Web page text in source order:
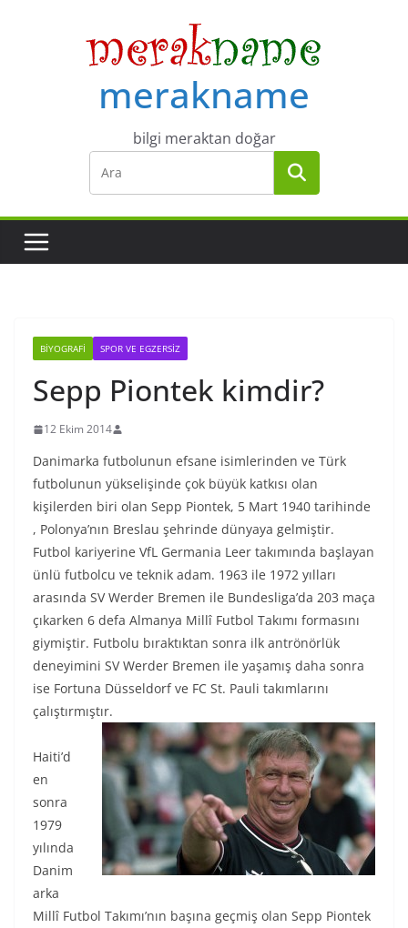
merakname
bilgi meraktan doğar
BIYOGRAFI SPOR VE EGZERSIZ
Sepp Piontek kimdir?
12 Ekim 2014
Danimarka futbolunun efsane isimlerinden ve Türk
futbolunun yükselişinde çok büyük katkısı olan
kişilerden biri olan Sepp Piontek, 5 Mart 1940 tarihinde
, Polonya’nın Breslau şehrinde dünyaya gelmiştir.
Futbol kariyerine VfL Germania Leer takımında başlayan
ünlü futbolcu ve teknik adam. 1963 ile 1972 yılları
arasında SV Werder Bremen ile Bundesliga’da 203 maça
çıkarken 6 defa Almanya Millî Futbol Takımı formasını
giymiştir. Futbolu bıraktıktan sonra ilk antrönörlük
deneyimini SV Werder Bremen ile yaşamış daha sonra
ise Fortuna Düsseldorf ve FC St. Pauli takımlarını
çalıştırmıştır.
Haiti’d
en
sonra
1979
yılında
Danim
arka
Millî Futbol Takımı’nın başına geçmiş olan Sepp Piontek